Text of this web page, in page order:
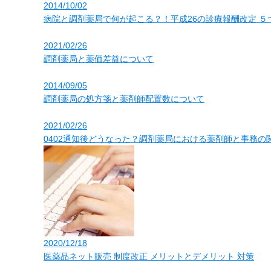
2014/10/02
病院と調剤薬局で何が起こる？！平成26の診療報酬改定 ５
2021/02/26
調剤薬局と薬価差益について
2014/09/05
調剤薬局の処方箋と薬剤師配置数について
2021/02/26
0402通知後どうなった？調剤薬局における薬剤師と事務の
2020/12/18
医薬品ネット販売 制度改正 メリットとデメリット 対策